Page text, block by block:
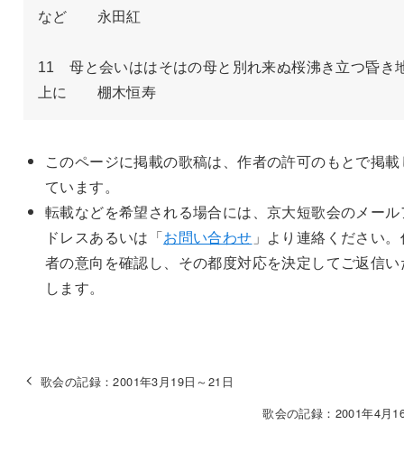
など　　永田紅
11　母と会いははそはの母と別れ来ぬ桜沸き立つ昏き
上に　　棚木恒寿
このページに掲載の歌稿は、作者の許可のもとで掲載
ています。
転載などを希望される場合には、京大短歌会のメール
ドレスあるいは「お問い合わせ 」より連絡ください
者の意向を確認し、その都度対応を決定してご返信い
します。
歌会の記録：2001年3月19日～21日
歌会の記録：2001年4月